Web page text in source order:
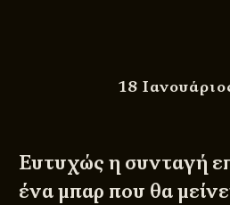
18
Ευτυχώς η συνταγή
ένα μπαρ που θα